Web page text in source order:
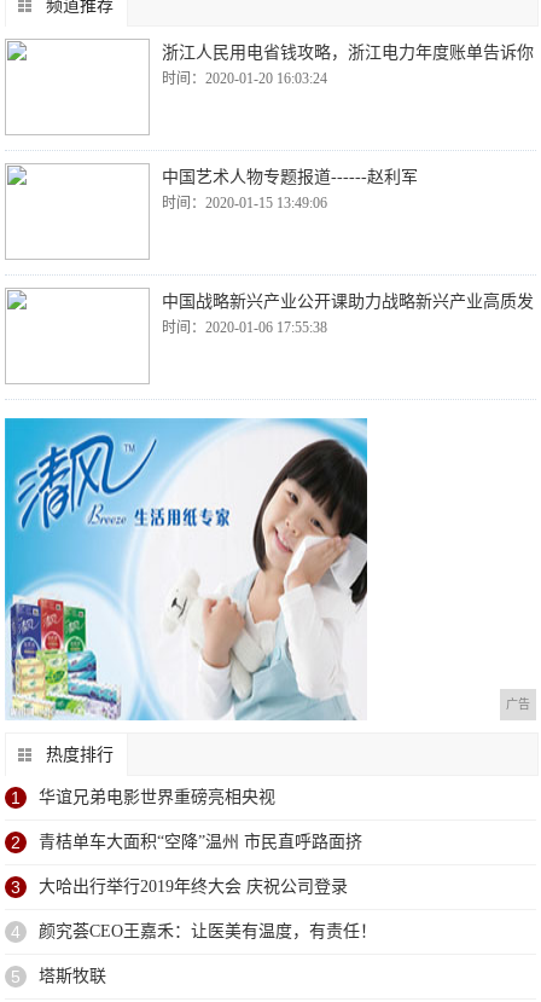
频道推荐
浙江人民用电省钱攻略，浙江电力年度账单告诉你
时间：2020-01-20 16:03:24
中国艺术人物专题报道------赵利军
时间：2020-01-15 13:49:06
中国战略新兴产业公开课助力战略新兴产业高质发
时间：2020-01-06 17:55:38
广告
热度排行
1 华谊兄弟电影世界重磅亮相央视
2 青桔单车大面积“空降”温州 市民直呼路面挤
3 大哈出行举行2019年终大会 庆祝公司登录
4 颜究荟CEO王嘉禾：让医美有温度，有责任！
5 塔斯牧联